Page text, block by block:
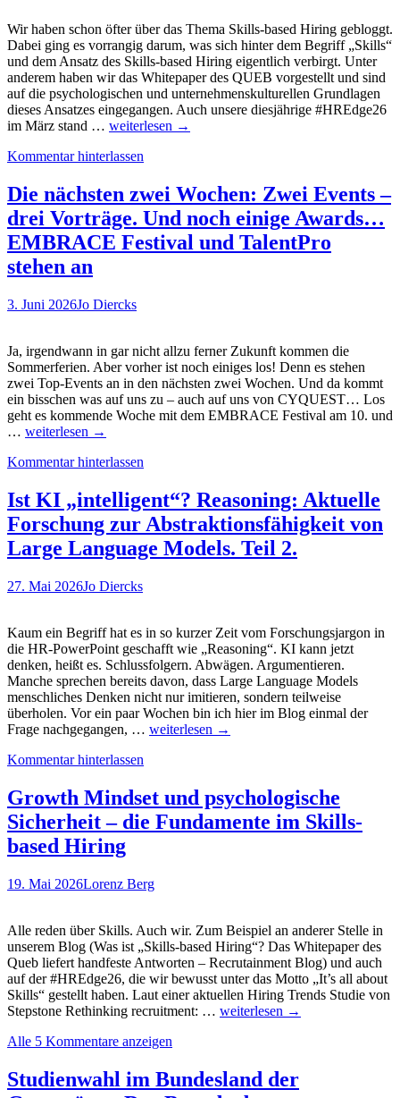
Recruiting
wird.
Jetzt
(gratis)
Whitepaper
anfordern…
Wir haben schon öfter über das Thema Skills-based Hiring gebloggt.
Dabei ging es vorrangig darum, was sich hinter dem Begriff „Skills“
und dem Ansatz des Skills-based Hiring eigentlich verbirgt. Unter
anderem haben wir das Whitepaper des QUEB vorgestellt und sind
auf die psychologischen und unternehmenskulturellen Grundlagen
dieses Ansatzes eingegangen. Auch unsere diesjährige #HREdge26
im März stand … Skills-
Hiring:
sieht
die
Zukunft
aus?
weiterlesen →
Kommentar hinterlassen
Die nächsten zwei Wochen: Zwei Events –
drei Vorträge. Und noch einige Awards…
EMBRACE Festival und TalentPro
stehen an
3. Juni 2026Jo Diercks
Ja, irgendwann in gar nicht allzu ferner Zukunft kommen die
Sommerferien. Aber vorher ist noch einiges los! Denn es stehen
zwei Top-Events an in den nächsten zwei Wochen. Und da kommt
ein bisschen was auf uns zu – auch auf uns von CYQUEST… Los
geht es kommende Woche mit dem EMBRACE Festival am 10. und
… Die
zwei
Zwei
Events
–
drei
Vorträge.
noch
EMBRACE
Festival
und
TalentPro
stehen
an
weiterlesen →
Kommentar hinterlassen
Ist KI „intelligent“? Reasoning: Aktuelle
Forschung zur Abstraktionsfähigkeit von
Large Language Models. Teil 2.
27. Mai 2026Jo Diercks
Kaum ein Begriff hat es in so kurzer Zeit vom Forschungsjargon in
die HR-PowerPoint geschafft wie „Reasoning“. KI kann jetzt
denken, heißt es. Schlussfolgern. Abwägen. Argumentieren.
Manche sprechen bereits davon, dass Large Language Models
menschliches Denken nicht nur imitieren, sondern teilweise
überholen. Vor ein paar Wochen bin ich hier im Blog einmal der
Frage nachgegangen, … Ist
Aktuelle
Forschung
zur
Language
2.
weiterlesen →
Kommentar hinterlassen
Growth Mindset und psychologische
Sicherheit – die Fundamente im Skills-
based Hiring
19. Mai 2026Lorenz Berg
Alle reden über Skills. Auch wir. Zum Beispiel an anderer Stelle in
unserem Blog (Was ist „Skills-based Hiring“? Das Whitepaper des
Queb liefert handfeste Antworten – Recrutainment Blog) und auch
auf der #HREdge26, die wir bewusst unter das Motto „It’s all about
Skills“ gestellt haben. Laut einer aktuellen Hiring Trends Studie von
Stepstone Rethinking recruitment: … Growth
Sicherheit
–
weiterlesen →
Alle 5 Kommentare anzeigen
Studienwahl im Bundesland der